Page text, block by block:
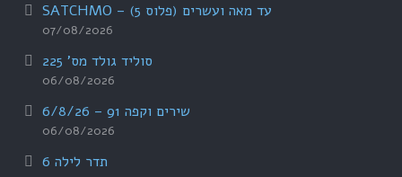
עד מאה ועשרים (פלוס 5) – SATCHMO
07/08/2026
סוליד גולד מס' 225
06/08/2026
שירים וקפה 91 – 6/8/26
06/08/2026
תדר לילה 6